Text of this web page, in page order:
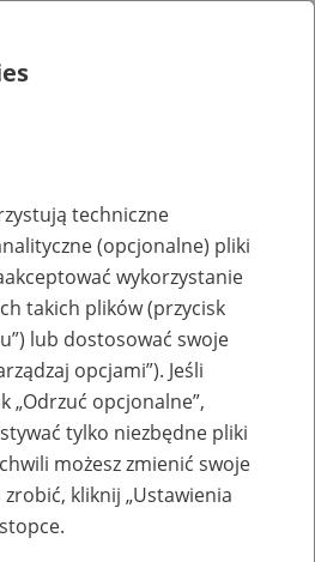
strona nie została znaleziona.
404
techniczne
(opcjonalne) pliki
wykorzystanie
takich plików (przycisk
lub dostosować swoje
opcjami”). Jeśli
„Odrzuć opcjonalne”,
tylko niezbędne pliki
możesz zmienić swoje
kliknij „Ustawienia